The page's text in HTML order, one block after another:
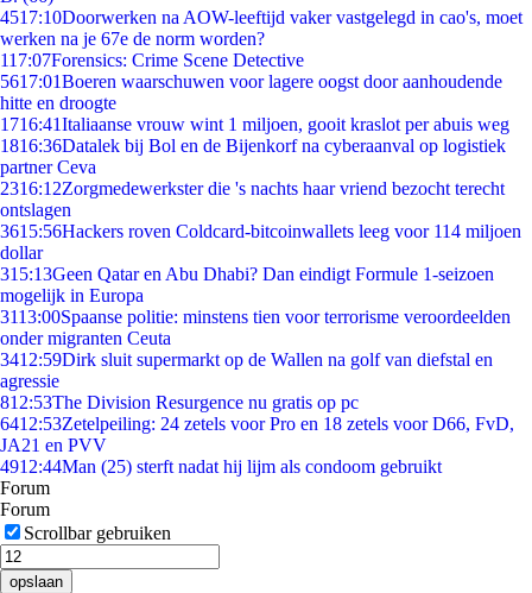
4517:10Doorwerken na AOW-leeftijd vaker vastgelegd in cao's, moet
werken na je 67e de norm worden?
117:07Forensics: Crime Scene Detective
5617:01Boeren waarschuwen voor lagere oogst door aanhoudende
hitte en droogte
1716:41Italiaanse vrouw wint 1 miljoen, gooit kraslot per abuis weg
1816:36Datalek bij Bol en de Bijenkorf na cyberaanval op logistiek
partner Ceva
2316:12Zorgmedewerkster die 's nachts haar vriend bezocht terecht
ontslagen
3615:56Hackers roven Coldcard-bitcoinwallets leeg voor 114 miljoen
dollar
315:13Geen Qatar en Abu Dhabi? Dan eindigt Formule 1-seizoen
mogelijk in Europa
3113:00Spaanse politie: minstens tien voor terrorisme veroordeelden
onder migranten Ceuta
3412:59Dirk sluit supermarkt op de Wallen na golf van diefstal en
agressie
812:53The Division Resurgence nu gratis op pc
6412:53Zetelpeiling: 24 zetels voor Pro en 18 zetels voor D66, FvD,
JA21 en PVV
4912:44Man (25) sterft nadat hij lijm als condoom gebruikt
Forum
Forum
Scrollbar gebruiken
opslaan